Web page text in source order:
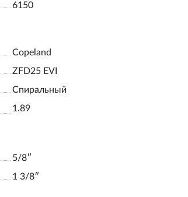
6150
Copeland
ZFD25 EVI
Спиральный
1.89
5/8ʺ
1 3/8ʺ